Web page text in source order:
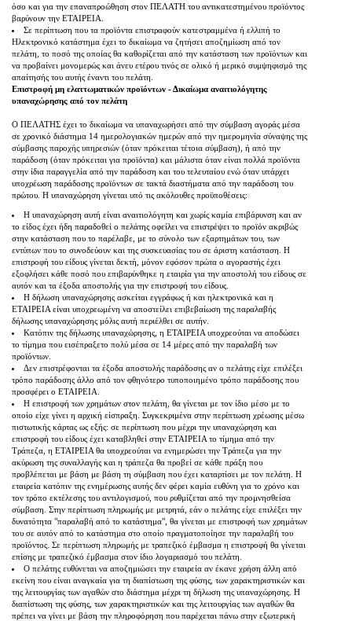
όσο και για την επαναπροώθηση στον ΠΕΛΑΤΗ του αντικατεστημένου προϊόντος
βαρύνουν την ΕΤΑΙΡΕΙΑ.
Σε περίπτωση που τα προϊόντα επιστραφούν κατεστραμμένα ή ελλιπή το
Ηλεκτρονικό κατάστημα έχει το δικαίωμα να ζητήσει αποζημίωση από τον
πελάτη, το ποσό της οποίας θα καθορίζεται από την κατάσταση των προϊόντων και
να προβαίνει μονομερώς και άνευ ετέρου τινός σε ολικό ή μερικό συμψηφισμό της
απαίτησής του αυτής έναντι του πελάτη.
Επιστροφή μη ελαττωματικών προϊόντων - Δικαίωμα αναιτιολόγητης
υπαναχώρησης από τον πελάτη
Ο ΠΕΛΑΤΗΣ έχει το δικαίωμα να υπαναχωρήσει από την σύμβαση αγοράς μέσα
σε χρονικό διάστημα 14 ημερολογιακών ημερών από την ημερομηνία σύναψης της
σύμβασης παροχής υπηρεσιών (όταν πρόκειται τέτοια σύμβαση), ή από την
παράδοση (όταν πρόκειται για προϊόντα) και μάλιστα όταν είναι πολλά προϊόντα
στην ίδια παραγγελία από την παράδοση και του τελευταίου ενώ όταν υπάρχει
υποχρέωση παράδοσης προϊόντων σε τακτά διαστήματα από την παράδοση του
πρώτου. Η υπαναχώρηση γίνεται υπό τις ακόλουθες προϋποθέσεις:
Η υπαναχώρηση αυτή είναι αναιτιολόγητη και χωρίς καμία επιβάρυνση και αν
το είδος έχει ήδη παραδοθεί ο πελάτης οφείλει να επιστρέψει το προϊόν ακριβώς
στην κατάσταση που το παρέλαβε, με το σύνολο των εξαρτημάτων του, των
εντύπων που το συνοδεύουν και της συσκευασίας του σε άριστη κατάσταση. Η
επιστροφή του είδους γίνεται δεκτή, μόνον εφόσον πρώτα ο αγοραστής έχει
εξοφλήσει κάθε ποσό που επιβαρύνθηκε η εταιρία για την αποστολή του είδους σε
αυτόν και τα έξοδα αποστολής για την επιστροφή του είδους.
Η δήλωση υπαναχώρησης ασκείται εγγράφως ή και ηλεκτρονικά και η
ΕΤΑΙΡΕΙΑ είναι υποχρεωμένη να αποστείλει επιβεβαίωση της παραλαβής
δήλωσης υπαναχώρησης μόλις αυτή περιέλθει σε αυτήν.
Κατόπιν της δήλωσης υπαναχώρησης, η ΕΤΑΙΡΕΙΑ υποχρεούται να αποδώσει
το τίμημα που εισέπραξετο πολύ μέσα σε 14 μέρες από την παραλαβή των
προϊόντων.
Δεν επιστρέφονται τα έξοδα αποστολής παράδοσης αν ο πελάτης είχε επιλέξει
τρόπο παράδοσης άλλο από τον φθηνότερο τυποποιημένο τρόπο παράδοσης που
προσφέρει ο ΕΤΑΙΡΕΙΑ.
Η επιστροφή των χρημάτων στον πελάτη, θα γίνεται με τον ίδιο μέσο με το
οποίο είχε γίνει η αρχική είσπραξη. Συγκεκριμένα στην περίπτωση χρέωσης μέσω
πιστωτικής κάρτας ως εξής: σε περίπτωση που μέχρι την υπαναχώρηση και
επιστροφή του είδους έχει καταβληθεί στην ΕΤΑΙΡΕΙΑ το τίμημα από την
Τράπεζα, η ΕΤΑΙΡΕΙΑ θα υποχρεούται να ενημερώσει την Τράπεζα για την
ακύρωση της συναλλαγής και η τράπεζα θα προβεί σε κάθε πράξη που
προβλέπεται με βάση με βάση τη σύμβαση που έχει καταρτίσει με τον πελάτη. Η
εταιρεία κατόπιν της ενημέρωσης αυτής δεν φέρει καμία ευθύνη για το χρόνο και
τον τρόπο εκτέλεσης του αντιλογισμού, που ρυθμίζεται από την προμνησθείσα
σύμβαση. Στην περίπτωση πληρωμής με μετρητά, εάν ο πελάτης είχε επιλέξει την
δυνατότητα "παραλαβή από το κατάστημα", θα γίνεται με επιστροφή των χρημάτων
του σε αυτόν από το κατάστημα στο οποίο πραγματοποίησε την παραλαβή του
προϊόντος. Σε περίπτωση πληρωμής με τραπεζικό έμβασμα η επιστροφή θα γίνεται
επίσης με τραπεζικό έμβασμα στον ίδιο λογαριασμό του πελάτη.
Ο πελάτης ευθύνεται να αποζημιώσει την εταιρεία αν έκανε χρήση άλλη από
εκείνη που είναι αναγκαία για τη διαπίστωση της φύσης, των χαρακτηριστικών και
της λειτουργίας των αγαθών στο διάστημα μέχρι τη δήλωση της υπαναχώρησης. Η
διαπίστωση της φύσης, των χαρακτηριστικών και της λειτουργίας των αγαθών θα
πρέπει να γίνει με βάση την πληροφόρηση που παρέχεται πάνω στην εξωτερική